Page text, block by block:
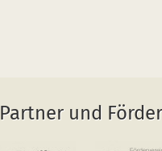
Partner und